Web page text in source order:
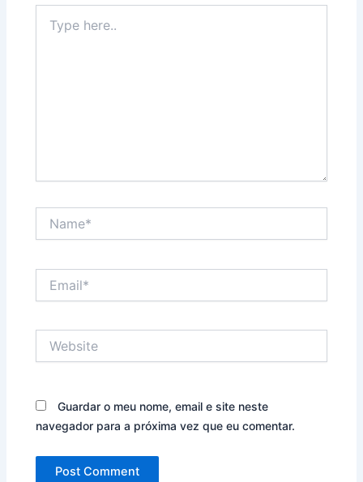
here..
Guardar o meu nome, email e site neste
navegador para a próxima vez que eu comentar.